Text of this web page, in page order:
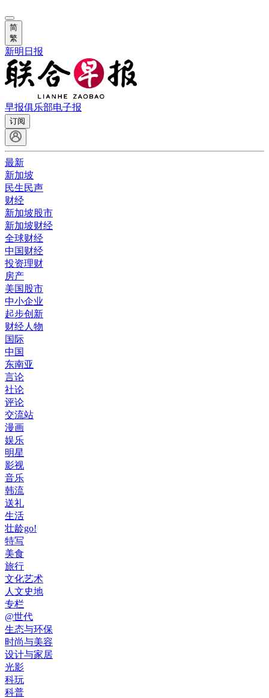
简
繁
新明日报
早报俱乐部电子报
订阅
最新
新加坡
民生民声
财经
新加坡股市
新加坡财经
全球财经
中国财经
投资理财
房产
美国股市
中小企业
起步创新
财经人物
国际
中国
东南亚
言论
社论
评论
交流站
漫画
娱乐
明星
影视
音乐
韩流
送礼
生活
壮龄go!
特写
美食
旅行
文化艺术
人文史地
专栏
@世代
生态与环保
时尚与美容
设计与家居
光影
科玩
科普